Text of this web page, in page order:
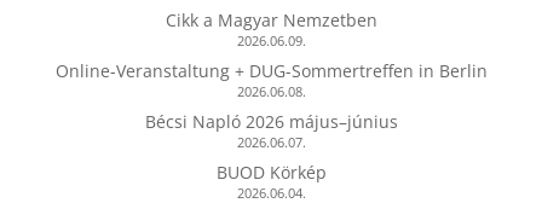
Cikk a Magyar Nemzetben
2026.06.09.
Online-Veranstaltung + DUG-Sommertreffen in Berlin
2026.06.08.
Bécsi Napló 2026 május–június
2026.06.07.
BUOD Körkép
2026.06.04.